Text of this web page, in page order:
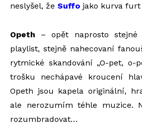
neslyšel, že Suffo jako kurva
Opeth – opět naprosto stejné
playlist, stejně nahecovaní
rytmické skandování „O-pet,
trošku nechápavé kroucení
Opeth jsou kapela originální,
ale nerozumím téhle muzice.
rozumbradovat…